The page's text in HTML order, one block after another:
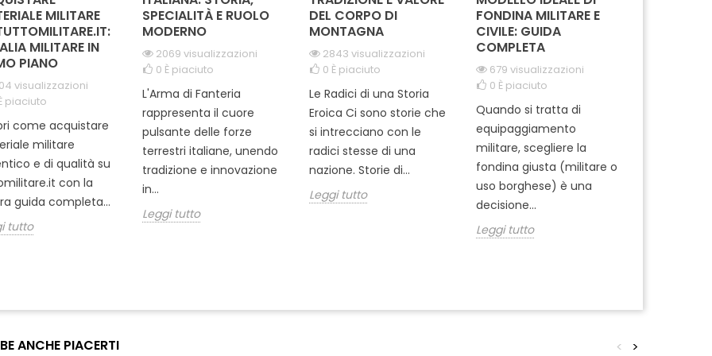
MILITARE
MILITARE IN
PIANO
visualizzazioni
piaciuto
come acquistare
militare
e di qualità su
con la
guida completa...
tutto
SPECIALITÀ E RUOLO
MODERNO
2069 visualizzazioni
0 È piaciuto
L'Arma di Fanteria
rappresenta il cuore
pulsante delle forze
terrestri italiane, unendo
tradizione e innovazione
in...
Leggi tutto
DEL CORPO DI
MONTAGNA
2843 visualizzazioni
0 È piaciuto
Le Radici di una Storia
Eroica Ci sono storie che
si intrecciano con le
radici stesse di una
nazione. Storie di...
Leggi tutto
FONDINA MILITARE E
CIVILE: GUIDA
COMPLETA
679 visualizzazioni
0 È piaciuto
Quando si tratta di
equipaggiamento
militare, scegliere la
fondina giusta (militare o
uso borghese) è una
decisione...
Leggi tutto
ANCHE PIACERTI >
<